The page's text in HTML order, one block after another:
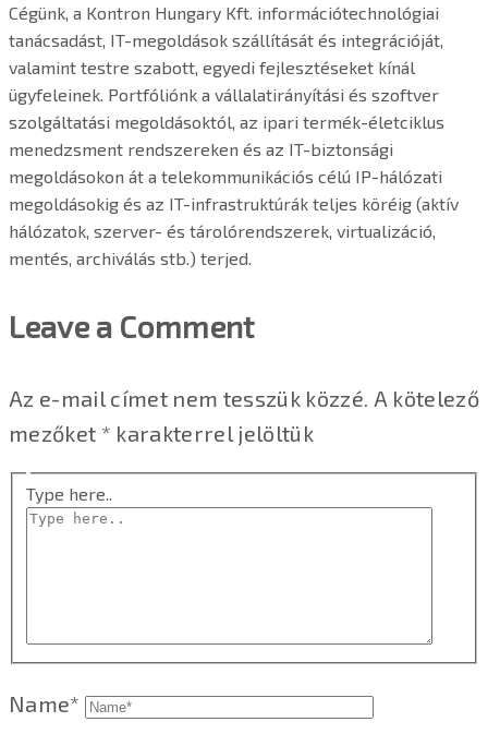
Cégünk, a Kontron Hungary Kft. információtechnológiai
tanácsadást, IT-megoldások szállítását és integrációját,
valamint testre szabott, egyedi fejlesztéseket kínál
ügyfeleinek. Portfóliónk a vállalatirányítási és szoftver
szolgáltatási megoldásoktól, az ipari termék-életciklus
menedzsment rendszereken és az IT-biztonsági
megoldásokon át a telekommunikációs célú IP-hálózati
megoldásokig és az IT-infrastruktúrák teljes köréig (aktív
hálózatok, szerver- és tárolórendszerek, virtualizáció,
mentés, archiválás stb.) terjed.
Leave a Comment
Az e-mail címet nem tesszük közzé. A kötelező
mezőket * karakterrel jelöltük
Type here..
Name*